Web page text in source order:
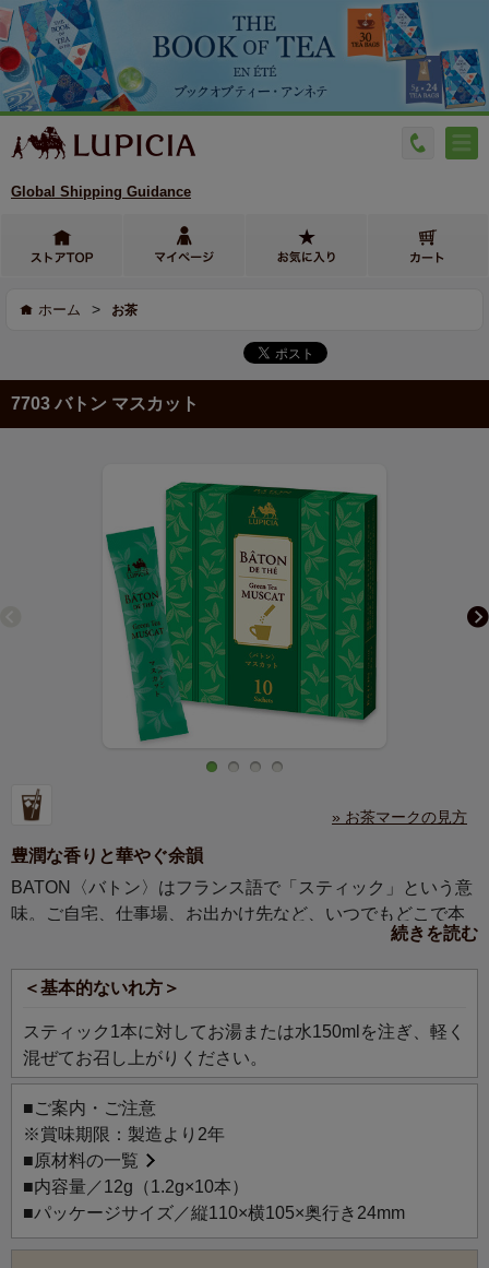
Global Shipping Guidance
ホーム > お茶
7703 バトン マスカット
» お茶マークの見方
豊潤な香りと華やぐ余韻
BATON〈バトン〉はフランス語で「スティック」という意
味。ご自宅、仕事場、お出かけ先など、いつでもどこで本
格的な味わいを楽しめる、手軽な粉末タイプのお茶です。
スティック状のパッケージは持ち運びにも便利です。
ご自宅用にはもちろん、シックなパッケージは贈りものに
＜ここがオススメ！３つのポイント＞
◆こだわりの無糖。お好みの味、甘さに。
お茶本来の風味を引き出すことにこだわり抜いて作りま
した。ごまかしのない味わいだからこそできるお好みの調
整で、「自分だけの一杯に」。
◆お湯でも水でも瞬間、サッと溶ける。
お湯にも水にも溶けやすいため、いつでもどこでも手軽
続きを読む
＜基本的ないれ方＞
スティック1本に対してお湯または水150mlを注ぎ、軽く
混ぜてお召し上がりください。
■ご案内・ご注意
※賞味期限：製造より2年
■原材料の一覧
■内容量／12g（1.2g×10本）
■パッケージサイズ／縦110×横105×奥行き24mm